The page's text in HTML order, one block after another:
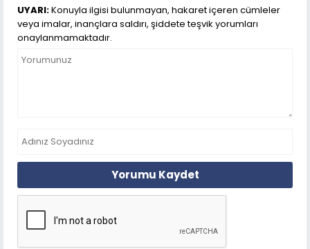
UYARI:Konuyla ilgisi bulunmayan, hakaret içeren cümleler
veya imalar, inançlara saldırı, şiddete teşvik yorumları
onaylanmamaktadır.
Yorumu Kaydet